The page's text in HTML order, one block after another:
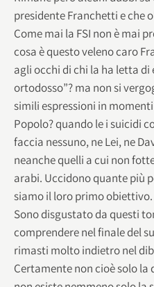
presidente Franchetti e che
Come mai la FSI non è mai
cosa è questo veleno caro
agli occhi di chi la ha letta di
ortodosso”? ma non si
simili espressioni in
Popolo? quando le i suicidi
faccia nessuno, ne Lei, ne
neanche quelli a cui non
arabi. Uccidono quante più
siamo il loro primo obiettivo.
Sono disgustato da questi
comprendere nel finale del
rimasti molto indietro nel
Certamente non cioè solo